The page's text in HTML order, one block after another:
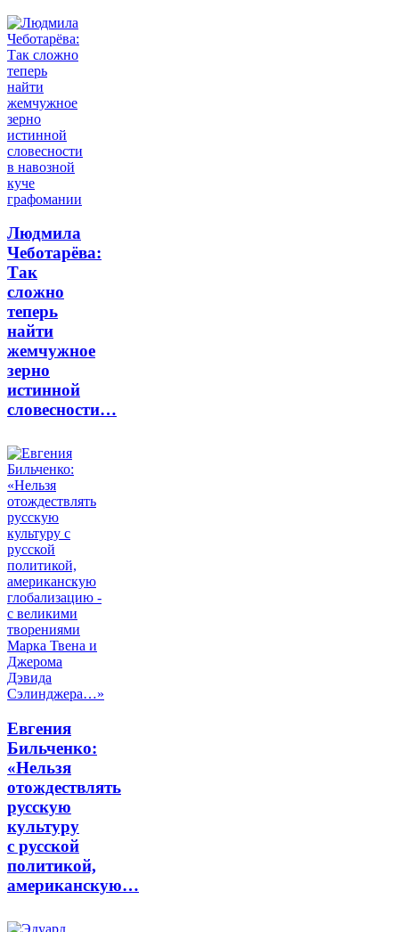
Людмила
Чеботарёва:
Так
сложно
теперь
найти
жемчужное
зерно
истинной
словесности…
Евгения
Бильченко:
«Нельзя
отождествлять
русскую
культуру
с русской
политикой,
американскую…